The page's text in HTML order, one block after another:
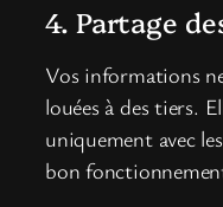
4. Partage
Vos informations
louées à des tiers.
uniquement avec
bon